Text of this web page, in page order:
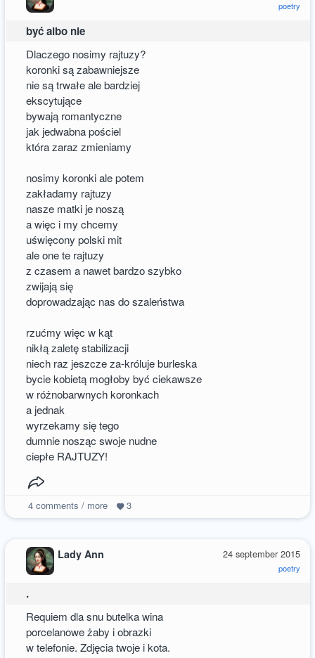
poetry
być albo nie
Dlaczego nosimy rajtuzy?
koronki są zabawniejsze
nie są trwałe ale bardziej
ekscytujące
bywają romantyczne
jak jedwabna pościel
która zaraz zmieniamy
nosimy koronki ale potem
zakładamy rajtuzy
nasze matki je noszą
a więc i my chcemy
uświęcony polski mit
ale one te rajtuzy
z czasem a nawet bardzo szybko
zwijają się
doprowadzając nas do szaleństwa
rzućmy więc w kąt
nikłą zaletę stabilizacji
niech raz jeszcze za-króluje burleska
bycie kobietą mogłoby być ciekawsze
w różnobarwnych koronkach
a jednak
wyrzekamy się tego
dumnie nosząc swoje nudne
ciepłe RAJTUZY!
4comments / more 3
24 september 2015
poetry
Lady Ann
.
Requiem dla snu butelka wina
porcelanowe żaby i obrazki
w telefonie. Zdjęcia twoje i kota.